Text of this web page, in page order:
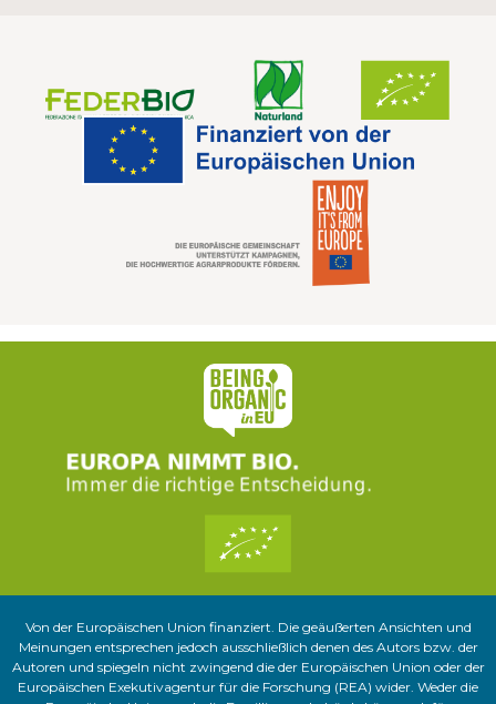
Von der Europäischen Union finanziert. Die geäußerten Ansichten und
Meinungen entsprechen jedoch ausschließlich denen des Autors bzw. der
Autoren und spiegeln nicht zwingend die der Europäischen Union oder der
Europäischen Exekutivagentur für die Forschung (REA) wider. Weder die